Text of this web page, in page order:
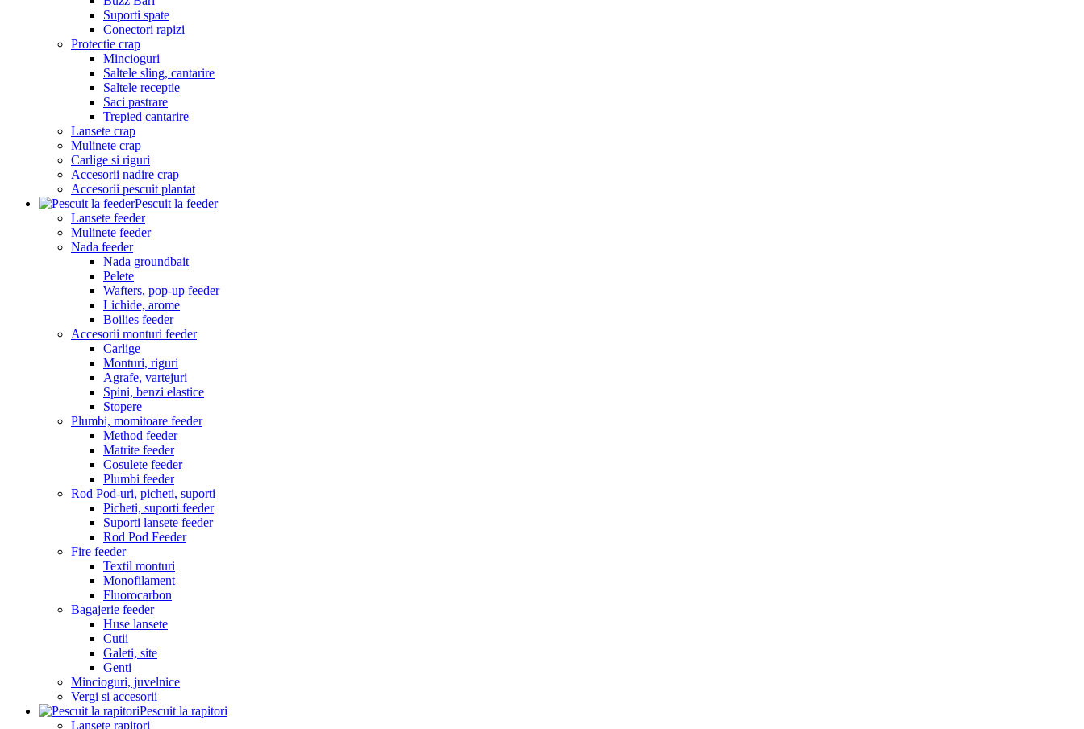
Suporti spate
Conectori rapizi
Protectie crap
Mincioguri
Saltele sling, cantarire
Saltele receptie
Saci pastrare
Trepied cantarire
Lansete crap
Mulinete crap
Carlige si riguri
Accesorii nadire crap
Accesorii pescuit plantat
Pescuit la feeder
Lansete feeder
Mulinete feeder
Nada feeder
Nada groundbait
Pelete
Wafters, pop-up feeder
Lichide, arome
Boilies feeder
Accesorii monturi feeder
Carlige
Monturi, riguri
Agrafe, vartejuri
Spini, benzi elastice
Stopere
Plumbi, momitoare feeder
Method feeder
Matrite feeder
Cosulete feeder
Plumbi feeder
Rod Pod-uri, picheti, suporti
Picheti, suporti feeder
Suporti lansete feeder
Rod Pod Feeder
Fire feeder
Textil monturi
Monofilament
Fluorocarbon
Bagajerie feeder
Huse lansete
Cutii
Galeti, site
Genti
Mincioguri, juvelnice
Vergi si accesorii
Pescuit la rapitori
Lansete rapitori